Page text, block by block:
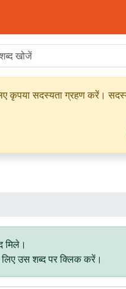
कृपया सदस्यता ग्रहण करें।
मिले।
लिए उस शब्द पर क्लिक करें।